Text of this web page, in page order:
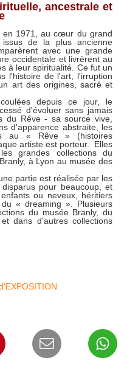
ancestrale et
en 1971, au cœur du grand
de la plus ancienne
avec une grande
occidentale et livrèrent au
à leur spiritualité. Ce fut un
l'histoire de l'art, l'irruption
art des origines, sacré et
depuis ce jour, le
d'évoluer sans jamais
du Rêve - sa source vive,
d'apparence abstraite, les
au « Rêve » (histoires
artiste est porteur. Elles
grandes collections du
à Lyon au musée des
partie est réalisée par les
pour beaucoup, et
ou neveux, héritiers
« dreaming ». Plusieurs
du musée Branly, du
dans d'autres collections